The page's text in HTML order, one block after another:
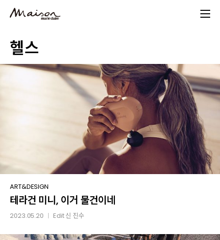
content
헬스
테라건
미니,
이거
ART&DESIGN
테라건 미니, 이거 물건이네
2023.05.20 Edit신 진수